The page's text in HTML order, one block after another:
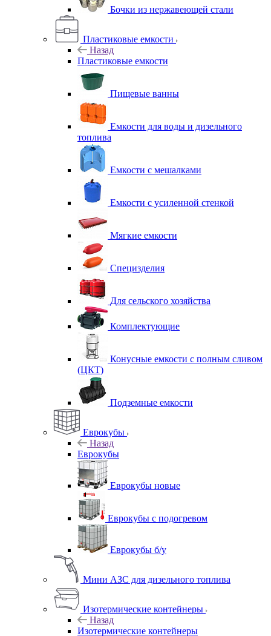
Бочки из нержавеющей стали
Пластиковые емкости
Назад
Пластиковые емкости
Пищевые ванны
Емкости для воды и дизельного
топлива
Емкости с мешалками
Емкости с усиленной стенкой
Мягкие емкости
Специзделия
Для сельского хозяйства
Комплектующие
Конусные емкости с полным сливом
(ЦКТ)
Подземные емкости
Еврокубы
Назад
Еврокубы
Еврокубы новые
Еврокубы с подогревом
Еврокубы б/у
Мини АЗС для дизельного топлива
Изотермические контейнеры
Назад
Изотермические контейнеры